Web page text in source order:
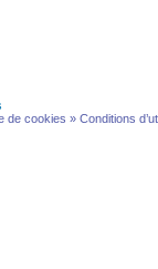
de cookies » Conditions